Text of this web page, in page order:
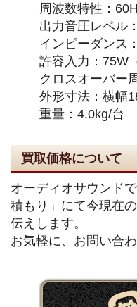
周波数特性：
出力音圧レベル
インピーダンス
許容入力：75W
クロスオーバー
外形寸法：横幅
重量：4.0kg/台
買取価格について
オーディオサウンド
積もり」にて今現在
伝えします。
お気軽に、お問い合わ